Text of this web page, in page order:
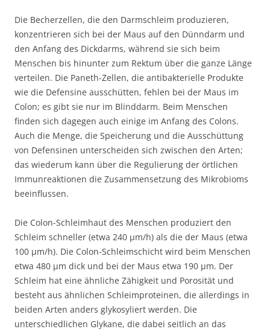
Die Becherzellen, die den Darmschleim produzieren,
konzentrieren sich bei der Maus auf den Dünndarm und
den Anfang des Dickdarms, während sie sich beim
Menschen bis hinunter zum Rektum über die ganze Länge
verteilen. Die Paneth-Zellen, die antibakterielle Produkte
wie die Defensine ausschütten, fehlen bei der Maus im
Colon; es gibt sie nur im Blinddarm. Beim Menschen
finden sich dagegen auch einige im Anfang des Colons.
Auch die Menge, die Speicherung und die Ausschüttung
von Defensinen unterscheiden sich zwischen den Arten;
das wiederum kann über die Regulierung der örtlichen
Immunreaktionen die Zusammensetzung des Mikrobioms
beeinflussen.
Die Colon-Schleimhaut des Menschen produziert den
Schleim schneller (etwa 240 µm/h) als die der Maus (etwa
100 µm/h). Die Colon-Schleimschicht wird beim Menschen
etwa 480 µm dick und bei der Maus etwa 190 µm. Der
Schleim hat eine ähnliche Zähigkeit und Porosität und
besteht aus ähnlichen Schleimproteinen, die allerdings in
beiden Arten anders glykosyliert werden. Die
unterschiedlichen Glykane, die dabei seitlich an das